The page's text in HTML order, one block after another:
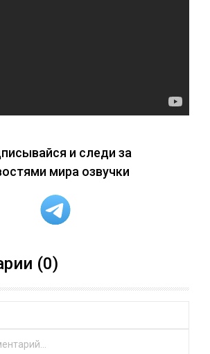
и следи за
мира озвучки
(0)